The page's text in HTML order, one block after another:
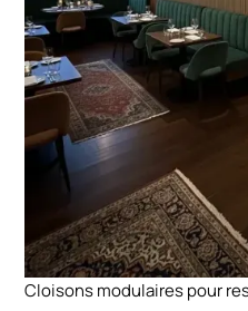
Cloisons modulaires pour